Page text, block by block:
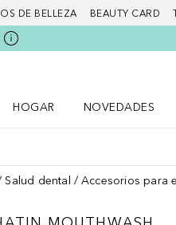
DE BELLEZA BEAUTY CARD
HOGAR
NOVEDADES
Salud dental Accesorios para